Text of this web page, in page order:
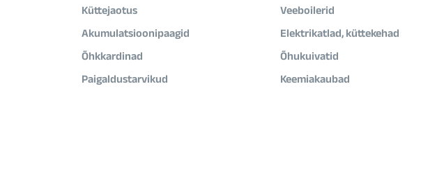
Küttejaotus
Veeboilerid
Akumulatsioonipaagid
Elektrikatlad, küttekehad
Õhkkardinad
Õhukuivatid
Paigaldustarvikud
Keemiakaubad